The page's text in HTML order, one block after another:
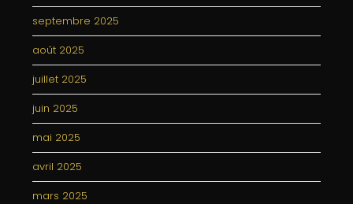
septembre 2025
août 2025
juillet 2025
juin 2025
mai 2025
avril 2025
mars 2025